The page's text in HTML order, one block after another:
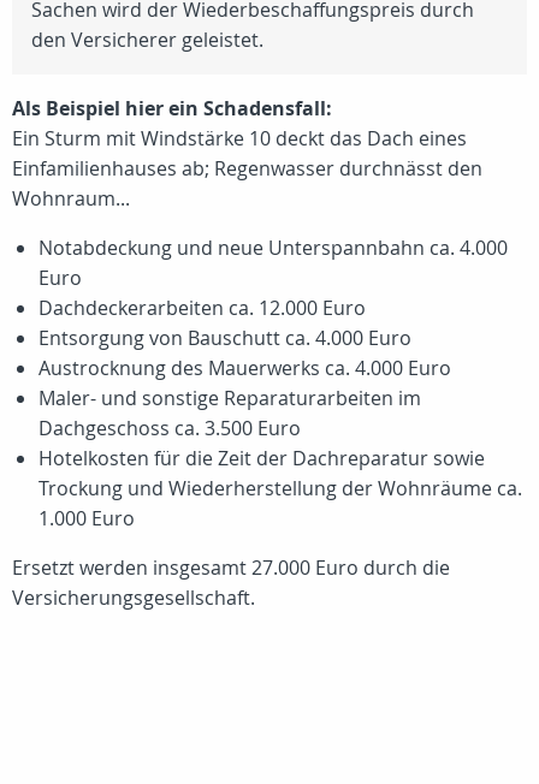
Sachen wird der Wiederbeschaffungspreis durch
den Versicherer geleistet.
Als Beispiel hier ein Schadensfall:
Ein Sturm mit Windstärke 10 deckt das Dach eines
Einfamilienhauses ab; Regenwasser durchnässt den
Wohnraum...
Notabdeckung und neue Unterspannbahn ca. 4.000
Euro
Dachdeckerarbeiten ca. 12.000 Euro
Entsorgung von Bauschutt ca. 4.000 Euro
Austrocknung des Mauerwerks ca. 4.000 Euro
Maler- und sonstige Reparaturarbeiten im
Dachgeschoss ca. 3.500 Euro
Hotelkosten für die Zeit der Dachreparatur sowie
Trockung und Wiederherstellung der Wohnräume ca.
1.000 Euro
Ersetzt werden insgesamt 27.000 Euro durch die
Versicherungsgesellschaft.